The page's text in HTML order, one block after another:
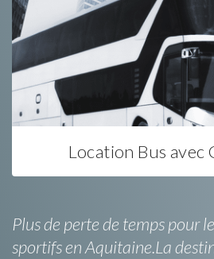
Location Bus avec
Plus de perte de temps pour
sportifs en Aquitaine.La